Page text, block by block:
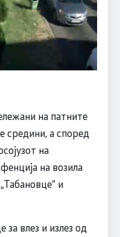
на патните
средини, а според
на
на возила
и
влез и излез од